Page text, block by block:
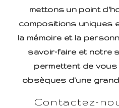
mettons un point
compositions uniques
la mémoire et la
savoir-faire et notre
permettent de
obsèques d'une
Contactez-